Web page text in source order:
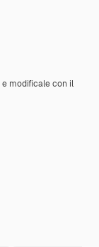
e modificale con il